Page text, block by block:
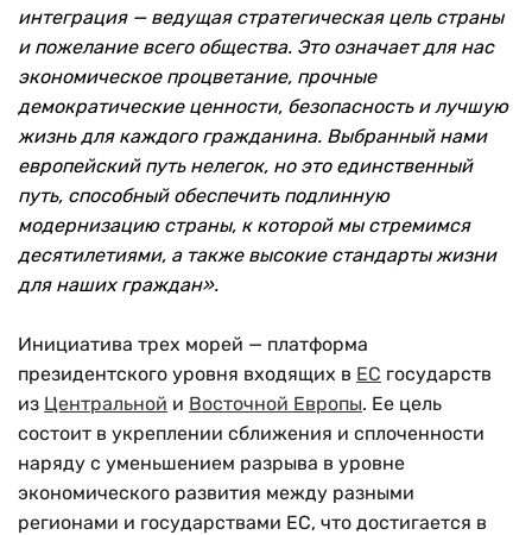
интеграция — ведущая стратегическая цель страны
и пожелание всего общества. Это означает для нас
экономическое процветание, прочные
демократические ценности, безопасность и лучшую
жизнь для каждого гражданина. Выбранный нами
европейский путь нелегок, но это единственный
путь, способный обеспечить подлинную
модернизацию страны, к которой мы стремимся
десятилетиями, а также высокие стандарты жизни
для наших граждан».
Инициатива трех морей — платформа
президентского уровня входящих в ЕС государств
из Центральной и Восточной Европы. Ее цель
состоит в укреплении сближения и сплоченности
наряду с уменьшением разрыва в уровне
экономического развития между разными
регионами и государствами ЕС, что достигается в